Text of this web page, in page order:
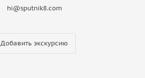
hi@sputnik8.com
Добавить экскурсию